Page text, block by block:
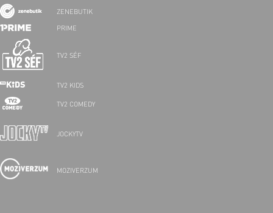
ZENEBUTIK
PRIME
TV2 SÉF
TV2 KIDS
TV2 COMEDY
JOCKYTV
MOZIVERZUM